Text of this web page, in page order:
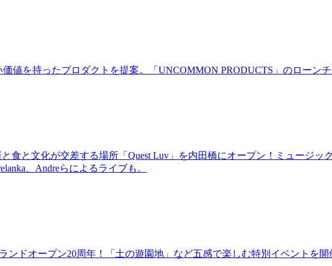
値を持ったプロダクトを提案。「UNCOMMON PRODUCTS」のローン
⾷と⽂化が交差する場所「Quest Luv」を内田橋にオープン！ミュージ
、Andreらによるライブも。
ンドオープン20周年！「土の遊園地」など五感で楽しむ特別イベントを